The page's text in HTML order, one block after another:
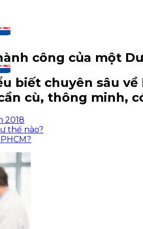
công của một
biết chuyên sâu
cù, thông minh,
2018
thế nào?